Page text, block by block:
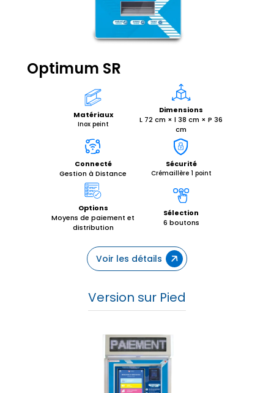
Optimum SR
Dimensions
L 72 cm × l 38 cm × P 36
cm
Matériaux
Inox peint
Sécurité
Crémaillère 1 point
Connecté
Gestion à Distance
Sélection
6 boutons
Options
Moyens de paiement et
distribution
Voir les détails
Version sur Pied